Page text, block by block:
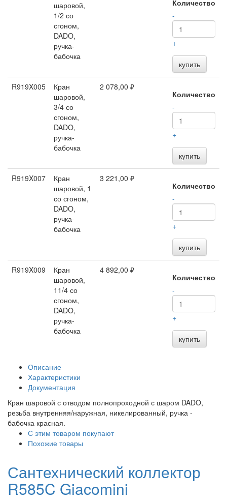
шаровой,
1/2 со
сгоном,
DADO,
ручка-
бабочка
Количество
-
+
купить
R919X005
Кран
шаровой,
3/4 со
сгоном,
DADO,
ручка-
бабочка
2 078,00 ₽
Количество
-
+
купить
R919X007
Кран
шаровой, 1
со сгоном,
DADO,
ручка-
бабочка
3 221,00 ₽
Количество
-
+
купить
R919X009
Кран
шаровой,
11/4 со
сгоном,
DADO,
ручка-
бабочка
4 892,00 ₽
Количество
-
+
купить
Описание
Характеристики
Документация
Кран шаровой с отводом полнопроходной с шаром DADO,
резьба внутренняя/наружная, никелированный, ручка -
бабочка красная.
С этим товаром покупают
Похожие товары
Сантехнический коллектор
R585C Giacomini